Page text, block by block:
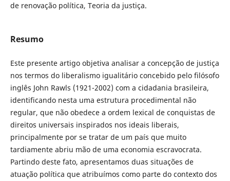
de renovação política, Teoria da justiça.
Resumo
Este presente artigo objetiva analisar a concepção de justiça
nos termos do liberalismo igualitário concebido pelo filósofo
inglês John Rawls (1921-2002) com a cidadania brasileira,
identificando nesta uma estrutura procedimental não
regular, que não obedece a ordem lexical de conquistas de
direitos universais inspirados nos ideais liberais,
principalmente por se tratar de um país que muito
tardiamente abriu mão de uma economia escravocrata.
Partindo deste fato, apresentamos duas situações de
atuação política que atribuímos como parte do contexto dos